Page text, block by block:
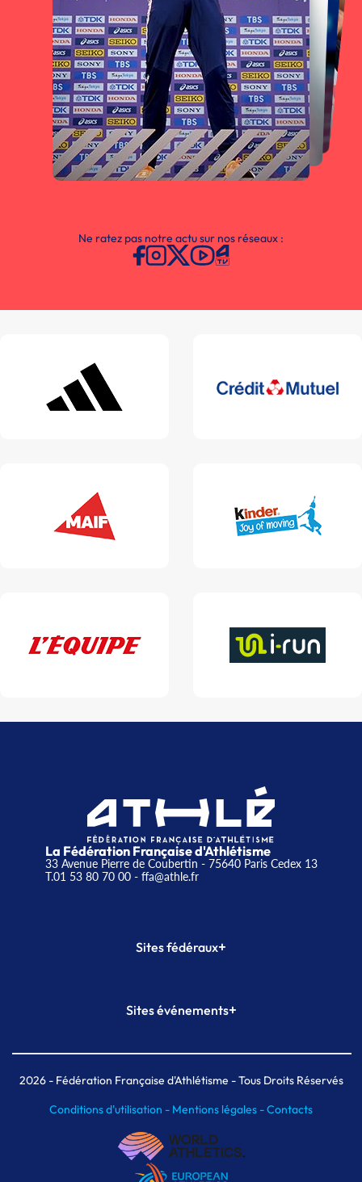
Ne ratez pas notre actu sur nos réseaux :
La Fédération Française d'Athlétisme
33 Avenue Pierre de Coubertin - 75640 Paris Cedex 13
T.01 53 80 70 00- ffa@athle.fr
Sites fédéraux+
Plateforme Formation
Sites événements+
Meeting de Paris indoor
MAIF Ekiden de Paris
2026- Fédération Française d'Athlétisme - Tous Droits Réservés
Conditions d'utilisation - Mentions légales -Contacts